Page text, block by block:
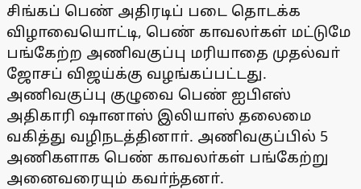
சிங்கப் பெண் அதிரடிப் படை தொடக்க
விழாவையொட்டி, பெண் காவலா்கள் மட்டுமே
பங்கேற்ற அணிவகுப்பு மரியாதை முதல்வா்
ஜோசப் விஜய்க்கு வழங்கப்பட்டது.
அணிவகுப்பு குழுவை பெண் ஐபிஎஸ்
அதிகாரி ஷானாஸ் இலியாஸ் தலைமை
வகித்து வழிநடத்தினாா். அணிவகுப்பில் 5
அணிகளாக பெண் காவலா்கள் பங்கேற்று
அனைவரையும் கவா்ந்தனா்.